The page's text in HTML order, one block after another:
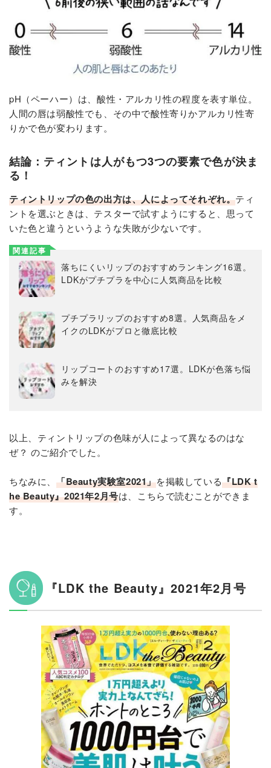
pH（ペーハー）は、酸性・アルカリ性の程度を表す単位。
人間の唇は弱酸性でも、その中で酸性寄りかアルカリ性寄
りかで色が変わります。
結論：ティントは人がもつ3つの要素で色が決ま
る！
ティントリップの色の出方は、人によってそれぞれ。ティ
ントを選ぶときは、テスターで試すようにすると、思って
いた色と違うというような失敗が少ないです。
関連記事
落ちにくいリップのおすすめランキング16選。
LDKがプチプラを中心に人気商品を比較
プチプラリップのおすすめ8選。人気商品をメ
イクのLDKがプロと徹底比較
リップコートのおすすめ17選。LDKが色落ち悩
みを解決
以上、ティントリップの色味が人によって異なるのはな
ぜ？ のご紹介でした。
ちなみに、 「Beauty実験室2021」を掲載している『LDK t
he Beauty』2021年2月号は、こちらで読むことができま
す。
『LDK the Beauty』2021年2月号